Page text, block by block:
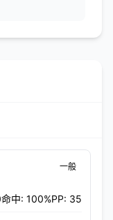
一般
命中: 100%PP: 35